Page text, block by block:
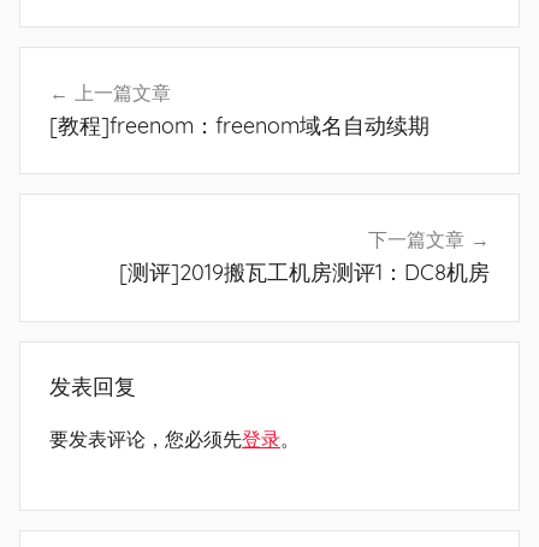
航
上一篇文章
[教程]freenom：freenom域名自动续期
下一篇文章
[测评]2019搬瓦工机房测评1：DC8机房
发表回复
要发表评论，您必须先登录。